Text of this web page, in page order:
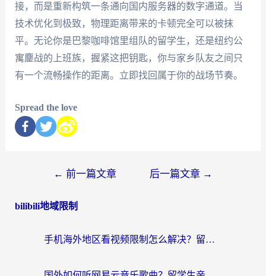
接，而是重新构筑一条通向国内服务器的数字通道。当
技术优化到极致，物理距离带来的卡顿完全可以被抹
平。无论你是巴黎咖啡馆里组队的留学生，还是纽约公
寓鏖战的上班族，握紧这把钥匙，你与家乡队友之间只
有一个流畅操作的距离。立即找回属于你的战场节奏。
Spread the love
← 前一篇文章 后一篇文章 →
bilibili地域限制
手机海外地区看视频限制怎么解决？留学生亲测有效的回国加速器指南